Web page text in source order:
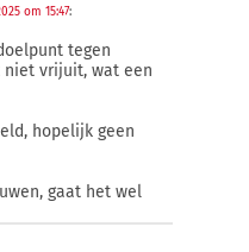
om 15:47:
tegen
niet vrijuit, wat een
hopelijk geen
gaat het wel